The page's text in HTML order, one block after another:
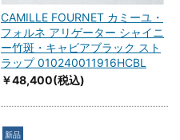
CAMILLE FOURNET カミーユ・
フォルネ アリゲーター シャイニ
ー竹斑・キャビアブラック スト
ラップ 010240011916HCBL
￥48,400(税込)
新品